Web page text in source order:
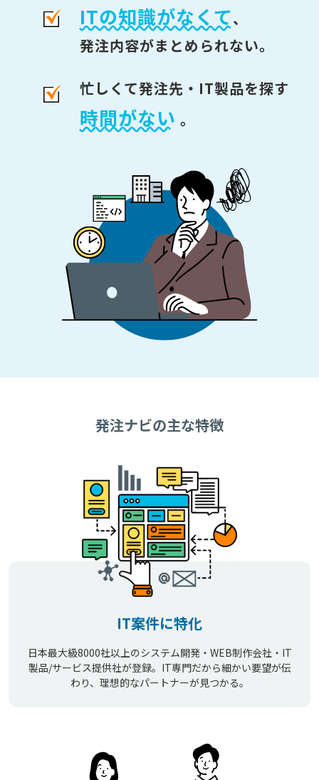
ITの知識がなくて、
発注内容がまとめられない。
忙しくて発注先・IT製品を探す
時間がない 。
発注ナビの主な特徴
IT案件に特化
日本最大級8000社以上のシステム開発・WEB制作会社・IT
製品/サービス提供社が登録。IT専門だから細かい要望が伝
わり、理想的なパートナーが見つかる。